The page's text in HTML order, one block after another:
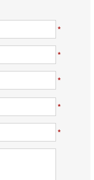
*
*
*
*
*